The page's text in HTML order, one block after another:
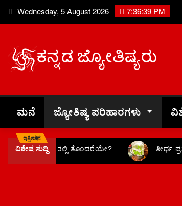
Wednesday, 5 August 2026 7:36:39 PM
ಮನೆ ಜ್ಯೋತಿಷ್ಯ ಪರಿಹಾರಗಳು
ಇತ್ತೀಚಿನ
ವಿಶೇಷ ಸುದ್ದಿ
ವ್ಯಾಪಾರದಲ್ಲಿ ತೊಂದರೆಯೇ? ತೀರ್ಥ